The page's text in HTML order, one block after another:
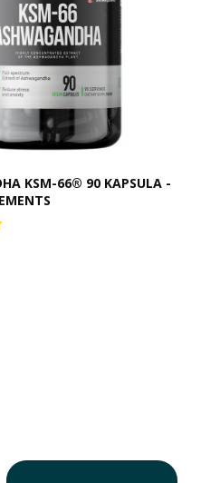
KSM-66® 90 KAPSULA -